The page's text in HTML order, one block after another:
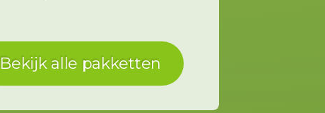
Bekijk alle pakketten